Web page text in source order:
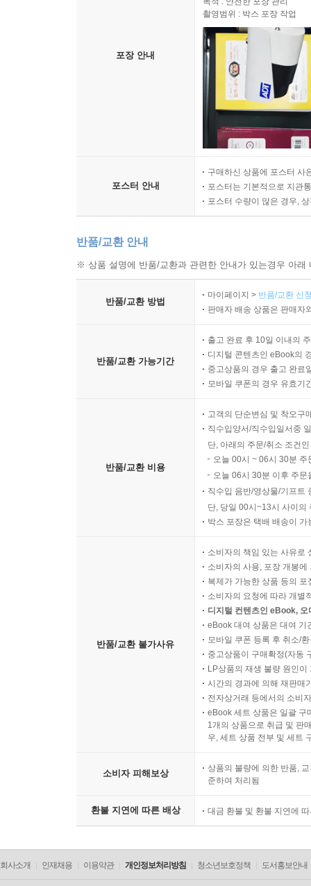
포장 안내
촬영범위 : 박스 포장 작업
포스터 안내
구매하신 상품에 포스터 사
포스터는 기본적으로 지관
포스터 수량이 많은 경우,
반품/교환 안내
※ 상품 설명에 반품/교환과 관련한 안내가 있는경우 아
반품/교환 방법
마이페이지 > 반품/교환 신
판매자 배송 상품은 판매자
반품/교환 가능기간
출고 완료 후 10일 이내의
디지털 콘텐츠인 eBook의
중고상품의 경우 출고 완료
모바일 쿠폰의 경우 유효기
반품/교환 비용
고객의 단순변심 및 착오구
직수입양서/직수입일서중
단, 아래의 주문/취소 조건
오늘 00시 ~ 06시 30분
오늘 06시 30분 이후 주
직수입 음반/영상물/기프트
단, 당일 00시~13시 사이의
박스 포장은 택배 배송이
반품/교환 불가사유
소비자의 책임 있는 사유로
소비자의 사용, 포장 개봉
복제가 가능한 상품 등의
소비자의 요청에 따라 개별
디지털 컨텐츠인 eBook,
eBook 대여 상품은 대여 기
모바일 쿠폰 등록 후 취소/
중고상품이 구매확정(자동
LP상품의 재생 불량 원인
시간의 경과에 의해 재판매
전자상거래 등에서의 소비
eBook 세트 상품은 일괄 구
1개의 상품으로 취급 및 판
우, 세트 상품 전부 및 세트
소비자 피해보상
상품의 불량에 의한 반품,
준하여 처리됨
환불 지연에 따른 배상 대금 환불 및 환불 지연에
회사소개 인재채용 이용약관 개인정보처리방침 청소년보호정책 도서홍보안내